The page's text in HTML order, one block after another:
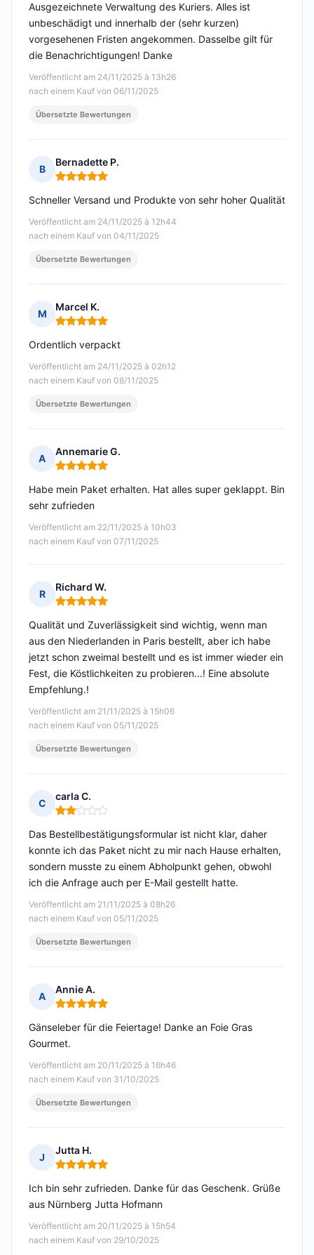
Veröffentlicht am 24/11/2025 à 13h26
nach einem Kauf von 06/11/2025
Ausgezeichnete Verwaltung des Kuriers. Alles ist
unbeschädigt und innerhalb der (sehr kurzen)
vorgesehenen Fristen angekommen. Dasselbe gilt für
die Benachrichtigungen! Danke
Übersetzte Bewertungen
B
Bernadette P.
Hinweis: 5 von 5
Veröffentlicht am 24/11/2025 à 12h44
nach einem Kauf von 04/11/2025
Schneller Versand und Produkte von sehr hoher Qualität
Übersetzte Bewertungen
M
Marcel K.
Hinweis: 5 von 5
Veröffentlicht am 24/11/2025 à 02h12
nach einem Kauf von 08/11/2025
Ordentlich verpackt
Übersetzte Bewertungen
A
Annemarie G.
Hinweis: 5 von 5
Veröffentlicht am 22/11/2025 à 10h03
nach einem Kauf von 07/11/2025
Habe mein Paket erhalten. Hat alles super geklappt. Bin
sehr zufrieden
R
Richard W.
Hinweis: 5 von 5
Veröffentlicht am 21/11/2025 à 15h06
nach einem Kauf von 05/11/2025
Qualität und Zuverlässigkeit sind wichtig, wenn man
aus den Niederlanden in Paris bestellt, aber ich habe
jetzt schon zweimal bestellt und es ist immer wieder ein
Fest, die Köstlichkeiten zu probieren...! Eine absolute
Empfehlung.!
Übersetzte Bewertungen
C
carla C.
Hinweis: 2 von 5
Veröffentlicht am 21/11/2025 à 08h26
nach einem Kauf von 05/11/2025
Das Bestellbestätigungsformular ist nicht klar, daher
konnte ich das Paket nicht zu mir nach Hause erhalten,
sondern musste zu einem Abholpunkt gehen, obwohl
ich die Anfrage auch per E-Mail gestellt hatte.
Übersetzte Bewertungen
A
Annie A.
Hinweis: 5 von 5
Veröffentlicht am 20/11/2025 à 16h46
nach einem Kauf von 31/10/2025
Gänseleber für die Feiertage! Danke an Foie Gras
Gourmet.
Übersetzte Bewertungen
J
Jutta H.
Hinweis: 5 von 5
Veröffentlicht am 20/11/2025 à 15h54
nach einem Kauf von 29/10/2025
Ich bin sehr zufrieden. Danke für das Geschenk. Grüße
aus Nürnberg Jutta Hofmann